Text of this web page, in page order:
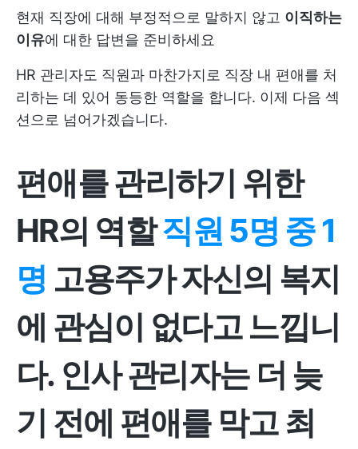
현재 직장에 대해 부정적으로 말하지 않고 이직하는
이유에 대한 답변을 준비하세요
HR 관리자도 직원과 마찬가지로 직장 내 편애를 처
리하는 데 있어 동등한 역할을 합니다. 이제 다음 섹
션으로 넘어가겠습니다.
편애를 관리하기 위한
HR의 역할직원 5명 중 1
명 고용주가 자신의 복지
에 관심이 없다고 느낍니
다. 인사 관리자는 더 늦
기 전에 편애를 막고 최